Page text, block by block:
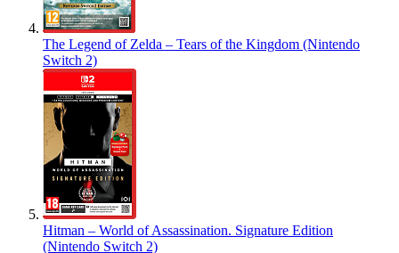
The Legend of Zelda – Tears of the Kingdom (Nintendo
Switch 2)
Hitman – World of Assassination. Signature Edition
(Nintendo Switch 2)